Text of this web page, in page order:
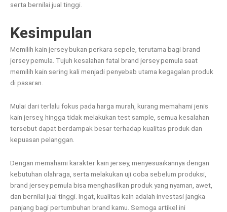
serta bernilai jual tinggi.
Kesimpulan
Memilih kain jersey bukan perkara sepele, terutama bagi brand
jersey pemula. Tujuh kesalahan fatal brand jersey pemula saat
memilih kain sering kali menjadi penyebab utama kegagalan produk
di pasaran.
Mulai dari terlalu fokus pada harga murah, kurang memahami jenis
kain jersey, hingga tidak melakukan test sample, semua kesalahan
tersebut dapat berdampak besar terhadap kualitas produk dan
kepuasan pelanggan.
Dengan memahami karakter kain jersey, menyesuaikannya dengan
kebutuhan olahraga, serta melakukan uji coba sebelum produksi,
brand jersey pemula bisa menghasilkan produk yang nyaman, awet,
dan bernilai jual tinggi. Ingat, kualitas kain adalah investasi jangka
panjang bagi pertumbuhan brand kamu. Semoga artikel ini